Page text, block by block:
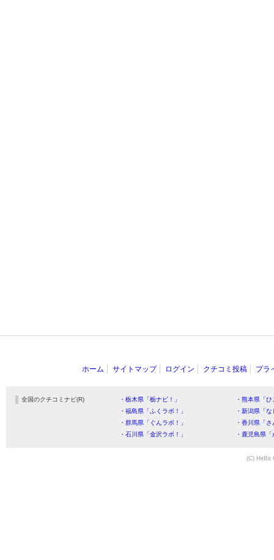
ホーム サイトマップ ログイン クチコミ投稿 プラ
全国のクチコミナビ(R) ・栃木県「栃ナビ！」
・熊本県「
・福島県「ふくラボ！」
・新潟県「
・群馬県「ぐんラボ！」
・香川県「
・石川県「金沢ラボ！」
・鹿児島県
(C) HitBit